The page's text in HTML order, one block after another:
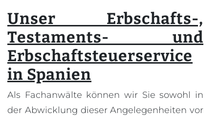
Unser Erbschafts-,
Testaments- und
Erbschaftsteuerservice
in Spanien
Als Fachanwälte können wir Sie sowohl in
der Abwicklung dieser Angelegenheiten vor